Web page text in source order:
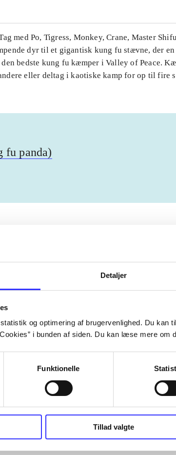
Detaljer
og optimering af brugervenlighed. Du
i bunden af siden. Du kan læse mere om
Funktionelle
Tillad valgte
med Po, Tigress, Monkey, Crane, Master
dyr til et gigantisk kung fu stævne, der
bedste kung fu kæmper i Valley of Peace.
eller deltag i kaotiske kamp for op til fire
fu panda)